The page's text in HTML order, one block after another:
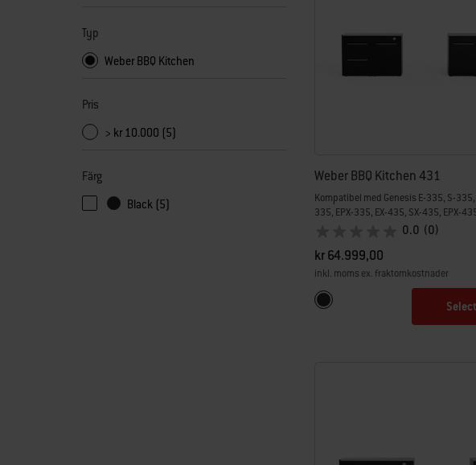
Typ
Weber BBQ Kitchen
Pris
> kr 10.000 (5)
Färg
Black (5)
Weber BBQ Kitchen 431
Kompatibel med Genesis E-335, S-335,
335, EPX-335, EX-435, SX-435, EPX-
0.0 (0)
kr 64.999,00
inkl. moms ex. fraktomkostnader
Color Options
Svart